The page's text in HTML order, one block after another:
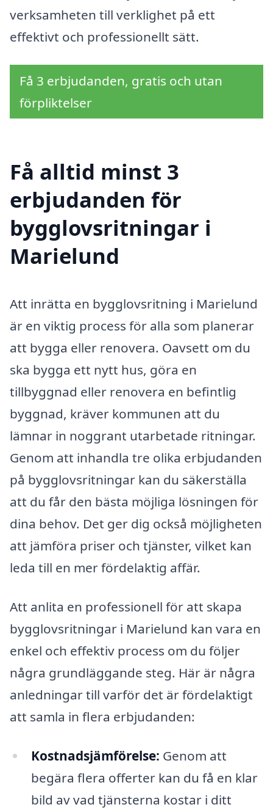
verksamheten till verklighet på ett
effektivt och professionellt sätt.
Få 3 erbjudanden, gratis och utan
förpliktelser
Få alltid minst 3
erbjudanden för
bygglovsritningar i
Marielund
Att inrätta en bygglovsritning i Marielund
är en viktig process för alla som planerar
att bygga eller renovera. Oavsett om du
ska bygga ett nytt hus, göra en
tillbyggnad eller renovera en befintlig
byggnad, kräver kommunen att du
lämnar in noggrant utarbetade ritningar.
Genom att inhandla tre olika erbjudanden
på bygglovsritningar kan du säkerställa
att du får den bästa möjliga lösningen för
dina behov. Det ger dig också möjligheten
att jämföra priser och tjänster, vilket kan
leda till en mer fördelaktig affär.
Att anlita en professionell för att skapa
bygglovsritningar i Marielund kan vara en
enkel och effektiv process om du följer
några grundläggande steg. Här är några
anledningar till varför det är fördelaktigt
att samla in flera erbjudanden:
Kostnadsjämförelse: Genom att
begära flera offerter kan du få en klar
bild av vad tjänsterna kostar i ditt